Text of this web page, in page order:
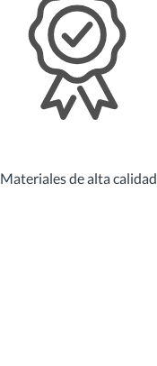
Materiales de alta calidad